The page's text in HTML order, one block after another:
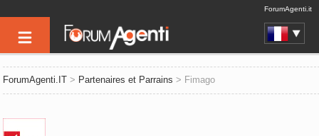
ForumAgenti.it
ForumAgenti.IT > Partenaires et Parrains > Fimago